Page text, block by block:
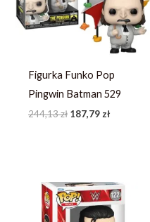
Figurka Funko Pop
Pingwin Batman 529
244,13zł 187,79zł